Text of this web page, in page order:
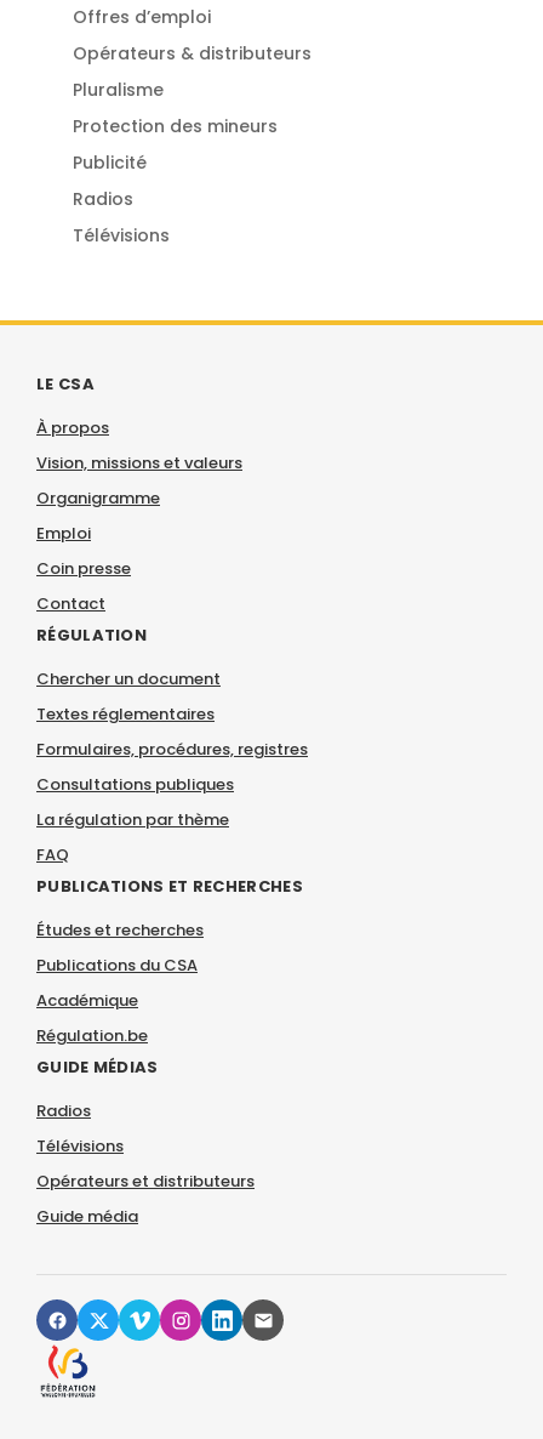
Offres d’emploi
Opérateurs & distributeurs
Pluralisme
Protection des mineurs
Publicité
Radios
Télévisions
LE CSA
À propos
Vision, missions et valeurs
Organigramme
Emploi
Coin presse
Contact
RÉGULATION
Chercher un document
Textes réglementaires
Formulaires, procédures, registres
Consultations publiques
La régulation par thème
FAQ
PUBLICATIONS ET RECHERCHES
Études et recherches
Publications du CSA
Académique
Régulation.be
GUIDE MÉDIAS
Radios
Télévisions
Opérateurs et distributeurs
Guide média